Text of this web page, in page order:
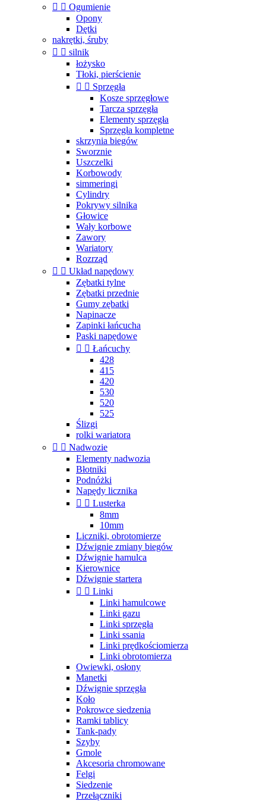
  Ogumienie
Opony
Dętki
nakrętki, śruby
  silnik
łożysko
Tłoki, pierścienie
  Sprzęgła
Kosze sprzęgłowe
Tarcza sprzęgła
Elementy sprzęgła
Sprzęgła kompletne
skrzynia biegów
Sworznie
Uszczelki
Korbowody
simmeringi
Cylindry
Pokrywy silnika
Głowice
Wały korbowe
Zawory
Wariatory
Rozrząd
  Układ napędowy
Zębatki tylne
Zębatki przednie
Gumy zębatki
Napinacze
Zapinki łańcucha
Paski napędowe
  Łańcuchy
428
415
420
530
520
525
Ślizgi
rolki wariatora
  Nadwozie
Elementy nadwozia
Błotniki
Podnóżki
Napędy licznika
  Lusterka
8mm
10mm
Liczniki, obrotomierze
Dźwignie zmiany biegów
Dźwignie hamulca
Kierownice
Dźwignie startera
  Linki
Linki hamulcowe
Linki gazu
Linki sprzęgła
Linki ssania
Linki prędkościomierza
Linki obrotomierza
Owiewki, osłony
Manetki
Dźwignie sprzęgła
Koło
Pokrowce siedzenia
Ramki tablicy
Tank-pady
Szyby
Gmole
Akcesoria chromowane
Felgi
Siedzenie
Przełączniki